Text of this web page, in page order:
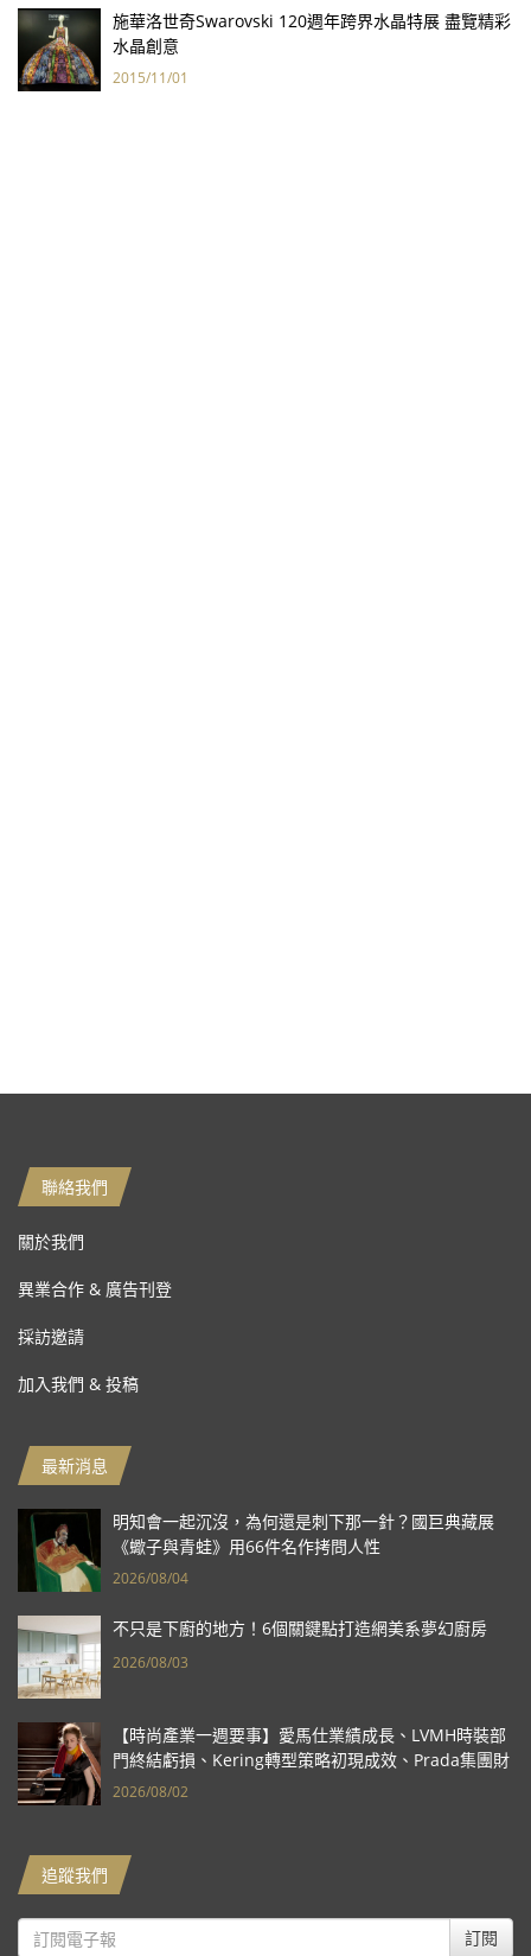
施華洛世奇Swarovski 120週年跨界水晶特展 盡覽精彩
水晶創意
2015/11/01
聯絡我們
關於我們
異業合作 & 廣告刊登
採訪邀請
加入我們 & 投稿
最新消息
明知會一起沉沒，為何還是刺下那一針？國巨典藏展
《蠍子與青蛙》用66件名作拷問人性
2026/08/04
不只是下廚的地方！6個關鍵點打造網美系夢幻廚房
2026/08/03
【時尚產業一週要事】愛馬仕業績成長、LVMH時裝部
門終結虧損、Kering轉型策略初現成效、Prada集團財
報亮眼
2026/08/02
追蹤我們
訂閱